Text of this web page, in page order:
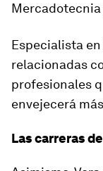
Especialista
relacionadas
profesionales
envejecerá
Las carreras